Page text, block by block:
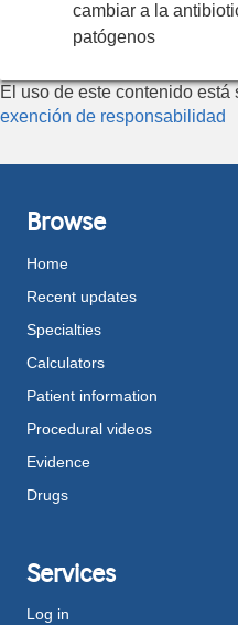
cambiar a la
patógenos
El uso de este contenido
exención de responsabilidad
Browse
Home
Recent updates
Specialties
Calculators
Patient information
Procedural videos
Evidence
Drugs
Services
Log in